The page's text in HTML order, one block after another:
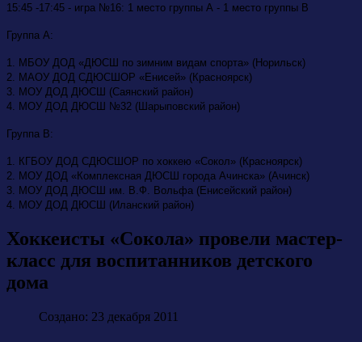
15:45 -17:45 - игра №16: 1 место группы А - 1 место группы В
Группа А:
1. МБОУ ДОД «ДЮСШ по зимним видам спорта» (Норильск)
2. МАОУ ДОД СДЮСШОР «Енисей» (Красноярск)
3. МОУ ДОД ДЮСШ (Саянский район)
4. МОУ ДОД ДЮСШ №32 (Шарыповский район)
Группа В:
1. КГБОУ ДОД СДЮСШОР по хоккею «Сокол» (Красноярск)
2. МОУ ДОД «Комплексная ДЮСШ города Ачинска» (Ачинск)
3. МОУ ДОД ДЮСШ им. В.Ф. Вольфа (Енисейский район)
4. МОУ ДОД ДЮСШ (Иланский район)
Хоккеисты «Сокола» провели мастер-
класс для воспитанников детского
дома
Создано: 23 декабря 2011